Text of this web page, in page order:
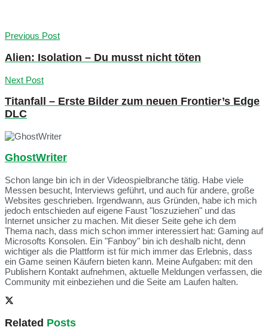
Previous Post
Alien: Isolation – Du musst nicht töten
Next Post
Titanfall – Erste Bilder zum neuen Frontier’s Edge
DLC
GhostWriter
Schon lange bin ich in der Videospielbranche tätig. Habe viele
Messen besucht, Interviews geführt, und auch für andere, große
Websites geschrieben. Irgendwann, aus Gründen, habe ich mich
jedoch entschieden auf eigene Faust "loszuziehen" und das
Internet unsicher zu machen. Mit dieser Seite gehe ich dem
Thema nach, dass mich schon immer interessiert hat: Gaming auf
Microsofts Konsolen. Ein "Fanboy" bin ich deshalb nicht, denn
wichtiger als die Plattform ist für mich immer das Erlebnis, dass
ein Game seinen Käufern bieten kann. Meine Aufgaben: mit den
Publishern Kontakt aufnehmen, aktuelle Meldungen verfassen, die
Community mit einbeziehen und die Seite am Laufen halten.
Related Posts